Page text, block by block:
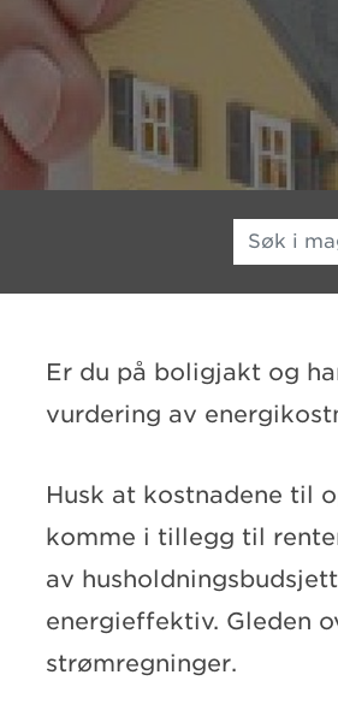
Søk i
Er du på boligjakt og
vurdering av
Husk at kostnadene til
komme i tillegg til
av
energieffektiv. Gleden
strømregninger.